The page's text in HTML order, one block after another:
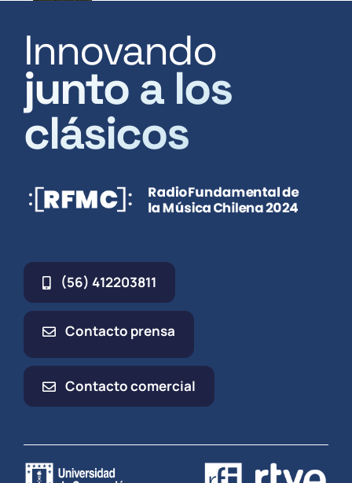
Innovando
junto a los
clásicos
(56) 412203811
Contacto prensa
Contacto comercial